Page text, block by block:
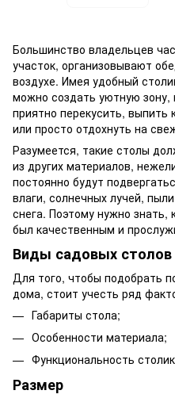
Большинство владельцев
участок, организовывают
воздухе. Имея удобный
можно создать уютную зону,
приятно перекусить, выпить
или просто отдохнуть на
Разумеется, такие столы
из других материалов,
постоянно будут
влаги, солнечных лучей,
снега. Поэтому нужно знать,
был качественным и
Виды садовых столов
Для того, чтобы подобрать
дома, стоит учесть ряд
Габариты стола;
Особенности материала;
Функциональность
Размер